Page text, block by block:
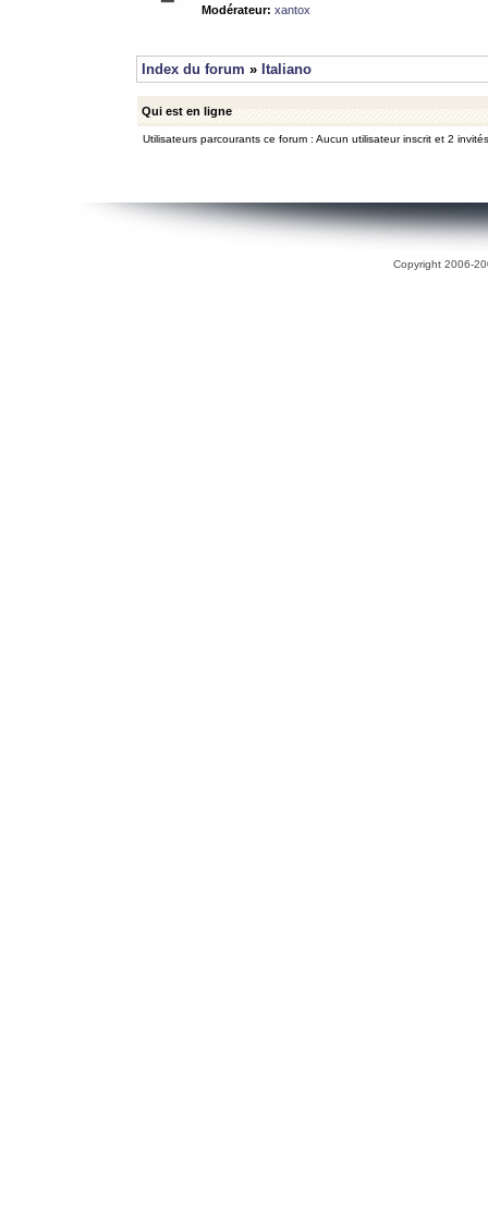
Modérateur: xantox
Index du forum » Italiano
Qui est en ligne
Utilisateurs parcourants ce forum : Aucun utilisateur inscrit et 2 invités
Copyright 2006-